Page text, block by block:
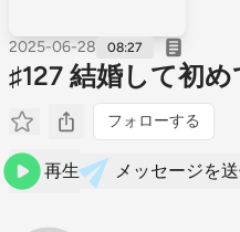
2025-06-28 08:27
♯127 結婚して初
フォローする
再生 メッセージを